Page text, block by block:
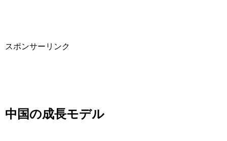
スポンサーリンク
中国の成長モデル